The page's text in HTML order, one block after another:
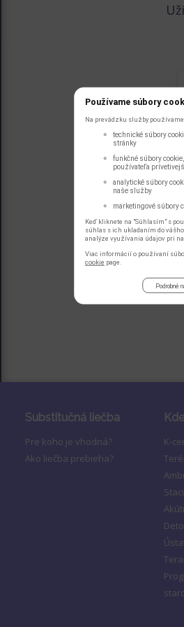
Substitučná liečba
Pre koho je vhodná?
Ako liečba prebieha?
K-
Používame súbory
Na prevádzku služby
technické súbory
stránky
funkčné súbory
používateľa
analytické súbory
naše služby
marketingové súbory
Keď kliknete na "Súhlasím" s
súhlas s ich ukladaním do
analýze využívania údajov pri
Viac informácií o používaní
cookie page.
Podrobné